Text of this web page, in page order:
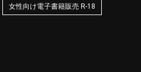
女性向け電子書籍販売 R-18